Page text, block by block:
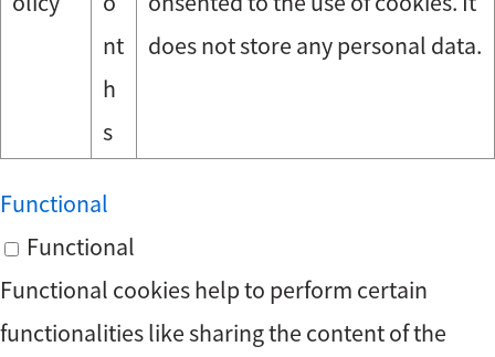
nt
h
s
does not store any personal data.
Functional
Functional
Functional cookies help to perform certain
functionalities like sharing the content of the